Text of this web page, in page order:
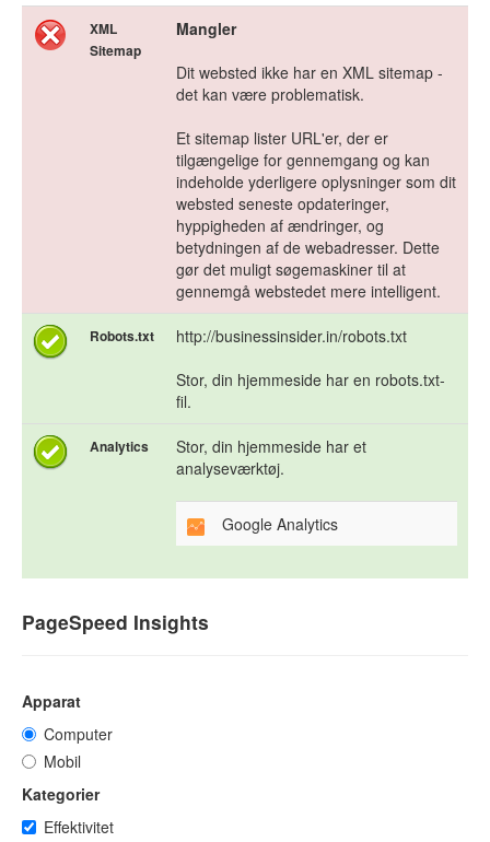
XML
Sitemap
Mangler
Dit websted ikke har en XML sitemap -
det kan være problematisk.
Et sitemap lister URL'er, der er
tilgængelige for gennemgang og kan
indeholde yderligere oplysninger som dit
websted seneste opdateringer,
hyppigheden af ændringer, og
betydningen af de webadresser. Dette
gør det muligt søgemaskiner til at
gennemgå webstedet mere intelligent.
Robots.txt
http://businessinsider.in/robots.txt
Stor, din hjemmeside har en robots.txt-
fil.
Analytics
Stor, din hjemmeside har et
analyseværktøj.
Google Analytics
PageSpeed Insights
Apparat
Computer
Mobil
Kategorier
Effektivitet